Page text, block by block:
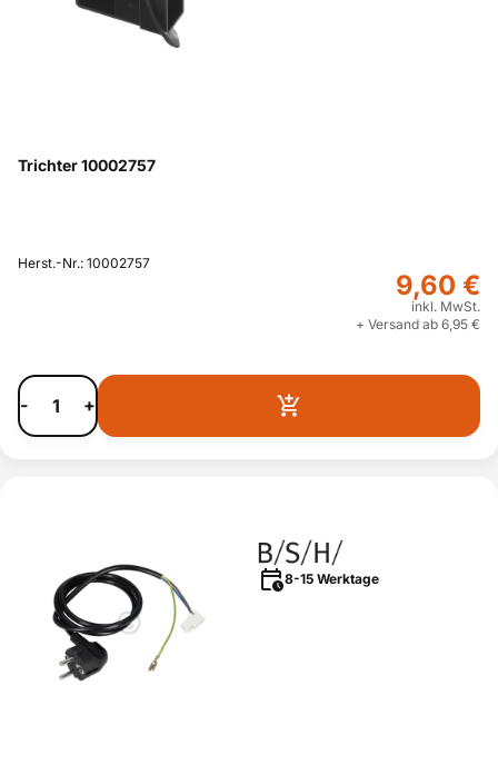
Trichter 10002757
Herst.-Nr.: 10002757
9,60 €
inkl. MwSt.
+ Versand ab 6,95 €
- +
8-15 Werktage